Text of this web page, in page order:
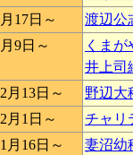
17日～
渡辺公
9日～
くま
井上
月13日～
野辺
月1日～
チャリ
月16日～
妻沼幼